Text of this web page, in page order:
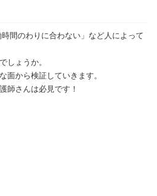
間のわりに合わない」など人によって
しょうか。
面から検証していきます。
師さんは必見です！